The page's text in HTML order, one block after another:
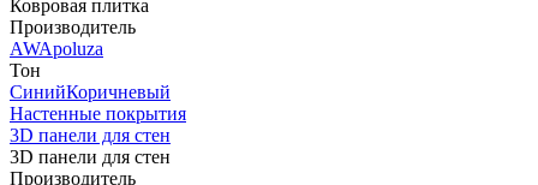
Ковровая плитка
Производитель
AWApoluza
Тон
СинийКоричневый
Настенные покрытия
3D панели для стен
3D панели для стен
Производитель